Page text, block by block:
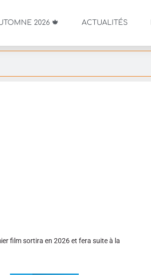
2026 🍁 ACTUALITÉS
film sortira en 2026 et fera suite à la